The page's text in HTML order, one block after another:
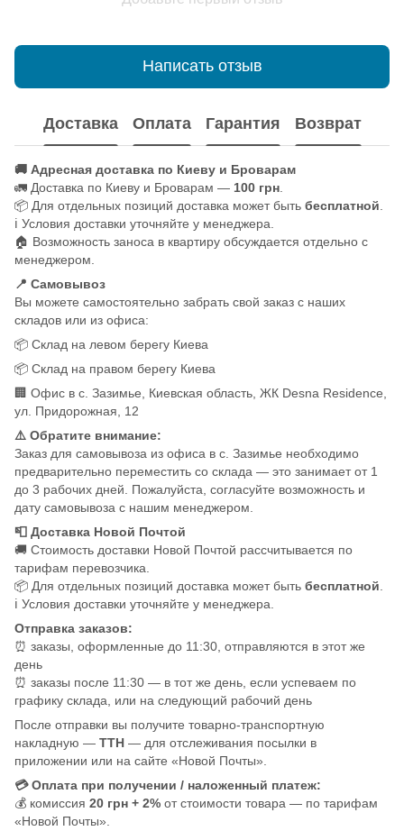
Написать отзыв
Доставка Оплата Гарантия Возврат
🚚 Адресная доставка по Киеву и Броварам
🚛 Доставка по Киеву и Броварам — 100 грн
📦 Для отдельных позиций доставка может быть бесплатной
ℹ️ Условия доставки уточняйте у менеджера.
🏠 Возможность заноса в квартиру обсуждается отдельно с
менеджером.
📍 Самовывоз
Вы можете самостоятельно забрать свой заказ с наших
складов или из офиса:
📦 Склад на левом берегу Киева
📦 Склад на правом берегу Киева
🏢 Офис в с. Зазимье, Киевская область, ЖК Desna Residence,
ул. Придорожная, 12
⚠️ Обратите внимание:
Заказ для самовывоза из офиса в с. Зазимье необходимо
предварительно переместить со склада — это занимает от 1
до 3 рабочих дней. Пожалуйста, согласуйте возможность и
дату самовывоза с нашим менеджером.
📮 Доставка Новой Почтой
🚚 Стоимость доставки Новой Почтой рассчитывается по
тарифам перевозчика.
📦 Для отдельных позиций доставка может быть бесплатной
ℹ️ Условия доставки уточняйте у менеджера.
Отправка заказов:
⏰ заказы, оформленные до 11:30, отправляются в этот же
день
⏰ заказы после 11:30 — в тот же день, если успеваем по
графику склада, или на следующий рабочий день
После отправки вы получите товарно-транспортную
накладную — ТТН — для отслеживания посылки в
приложении или на сайте «Новой Почты».
💳 Оплата при получении / наложенный платеж:
💰 комиссия 20 грн + 2% от стоимости товара — по тарифам
«Новой Почты».